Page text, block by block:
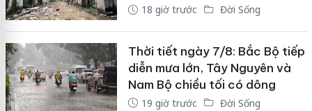
18 giờ trước Đời Sống
Thời tiết ngày 7/8: Bắc Bộ tiếp
diễn mưa lớn, Tây Nguyên và
Nam Bộ chiều tối có dông
19 giờ trước Đời Sống